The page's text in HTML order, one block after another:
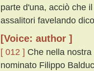
parte d'una, acciò che
assalitori favelando dico
[Voice: author ]
[ 012 ] Che nella
nominato Filippo